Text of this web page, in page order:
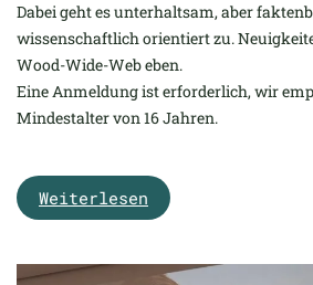
Dabei geht es unterhaltsam, aber
wissenschaftlich orientiert zu.
Wood-Wide-Web eben.
Eine Anmeldung ist erforderlich, wir
Mindestalter von 16 Jahren.
Weiterlesen